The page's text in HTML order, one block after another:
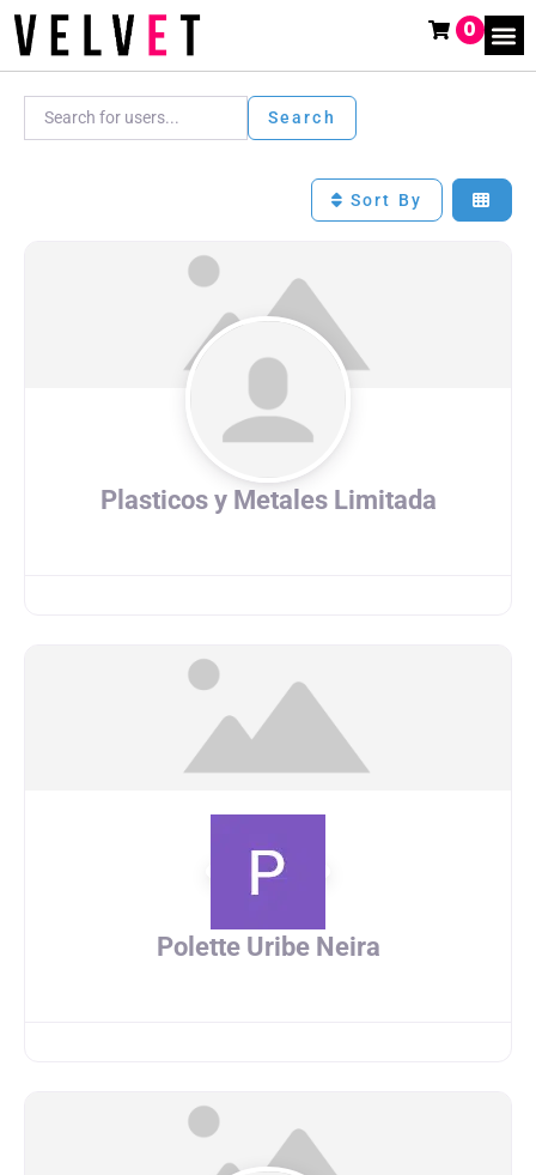
0
Search for users...
Search for users...
Search
Sort By
Plasticos y Metales Limitada
Polette Uribe Neira